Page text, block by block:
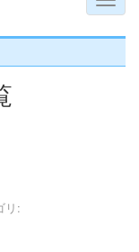
リ: